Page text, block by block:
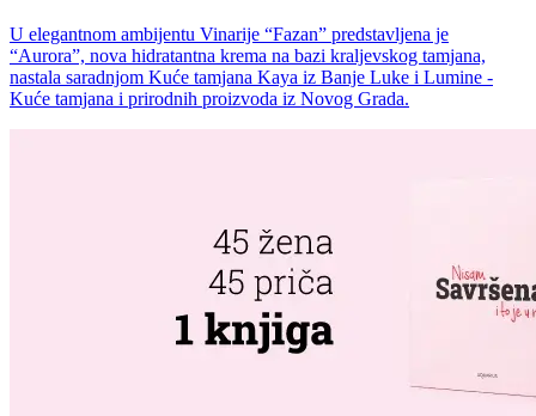
U elegantnom ambijentu Vinarije “Fazan” predstavljena je
“Aurora”, nova hidratantna krema na bazi kraljevskog tamjana,
nastala saradnjom Kuće tamjana Kaya iz Banje Luke i Lumine -
Kuće tamjana i prirodnih proizvoda iz Novog Grada.